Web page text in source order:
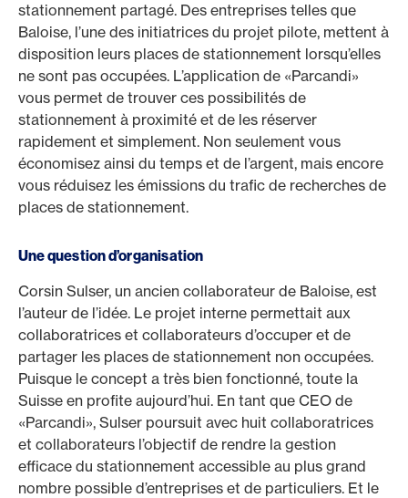
stationnement partagé. Des entreprises telles que
Baloise, l’une des initiatrices du projet pilote, mettent à
disposition leurs places de stationnement lorsqu’elles
ne sont pas occupées. L’application de «Parcandi»
vous permet de trouver ces possibilités de
stationnement à proximité et de les réserver
rapidement et simplement. Non seulement vous
économisez ainsi du temps et de l’argent, mais encore
vous réduisez les émissions du trafic de recherches de
places de stationnement.
Une question d’organisation
Corsin Sulser, un ancien collaborateur de Baloise, est
l’auteur de l’idée. Le projet interne permettait aux
collaboratrices et collaborateurs d’occuper et de
partager les places de stationnement non occupées.
Puisque le concept a très bien fonctionné, toute la
Suisse en profite aujourd’hui. En tant que CEO de
«Parcandi», Sulser poursuit avec huit collaboratrices
et collaborateurs l’objectif de rendre la gestion
efficace du stationnement accessible au plus grand
nombre possible d’entreprises et de particuliers. Et le